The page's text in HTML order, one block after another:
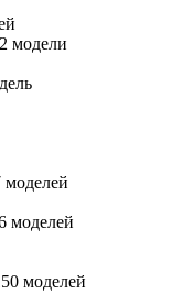
2 модели
моделей
моделей
моделей